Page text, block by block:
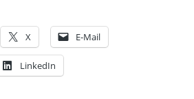
X E-Mail
LinkedIn